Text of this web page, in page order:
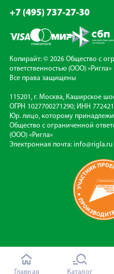
+7 (495) 737-27-30
Копирайт: © 2026 Общество с
ответственностью (ООО) «Ригла»
Все права защищены
115201, г. Москва, Каширское
ОГРН 1027700271290; ИНН
Юр. лицо, которому
Общество с ограниченной
(ООО) «Ригла»
Электронная почта: info@rigla.ru
Главная Каталог